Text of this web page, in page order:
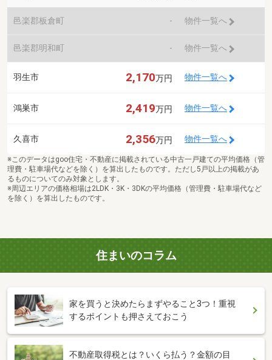
邑楽郡板倉町 - 物件一覧へ
邑楽郡明和町 - 物件一覧へ
羽生市 2,170万円 物件一覧へ
鴻巣市 2,419万円 物件一覧へ
久喜市 2,356万円 物件一覧へ
※このデータはgoo住宅・不動産に掲載されている中古一戸建ての平均価格（管
理費・駐車場代などを除く）を算出したものです。ただし5戸以上の掲載があ
るものについてのみ対象とします。
※周辺エリアの価格相場は2LDK・3K・3DKの平均価格（管理費・駐車場代など
を除く）を算出したものです。
住まいのコラム
家を買うと決めたらまずやること3つ！重視
するポイントも押さえておこう
不動産取得税とは？いくら払う？金額の目